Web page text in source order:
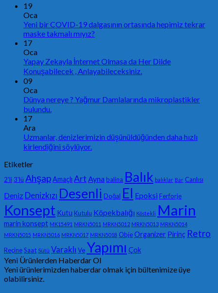
19
Oca
Yeni bir COVID-19 dalgasının ortasında hepimiz tekrar
maske takmalı mıyız?
17
Oca
Yapay Zekayla İnternet Olmasa da Her Dilde
Konuşabilecek , Anlayabileceksiniz.
09
Oca
Dünya nereye ? Yağmur Damlalarında mikroplastikler
bulundu.
17
Ara
Uzmanlar, denizlerimizin düşünüldüğünden daha hızlı
kirlendiğini söylüyor.
Etiketler
2'li 3'lü AhşapAmaçlı Art Ayna balina Balık balıklar Bar Canlısı
Deniz Denizkızı Desenli Doğal El Epoksi Ferforje
Konsept Kutu Kutulu Köpekbalığı Köstekli Marin
marin konsept MK15491 MRKN5011 MRKN5012 MRKN5013 MRKN5014
MRKN5015 MRKN5016 MRKN5017 MRKN5018 ObjeOrganizer Pirinç Retro
ReçineSaat Sütü Varaklı Ve Yapımı Çok
Yeni Ürünlerden Haberdar Ol
Yeni ürünlerimizden haberdar olmak için bültenimize üye
olabilirsiniz.